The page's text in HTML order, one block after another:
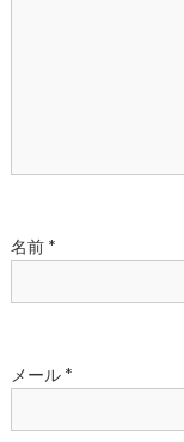
名前 *
メール *